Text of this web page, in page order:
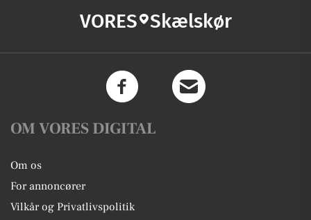
VORES Skælskør
OM VORES DIGITAL
Om os
For annoncører
Vilkår og Privatlivspolitik